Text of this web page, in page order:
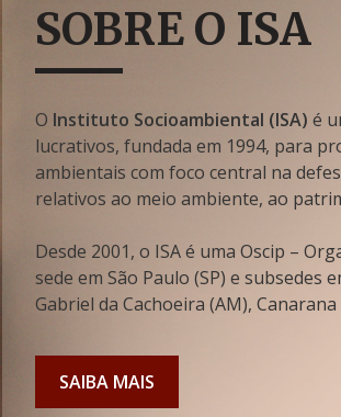
SOBRE O ISA
O Instituto Socioambiental (ISA) é
lucrativos, fundada em 1994, para
ambientais com foco central na
relativos ao meio ambiente, ao
Desde 2001, o ISA é uma Oscip –
sede em São Paulo (SP) e subsedes
Gabriel da Cachoeira (AM),
SAIBA MAIS